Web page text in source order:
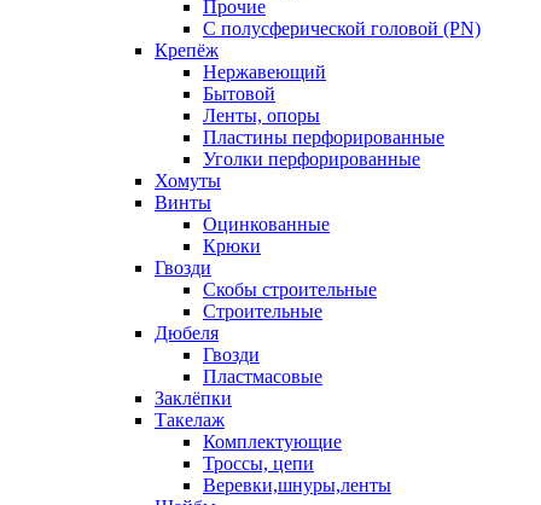
Прочие
С полусферической головой (PN)
Крепёж
Нержавеющий
Бытовой
Ленты, опоры
Пластины перфорированные
Уголки перфорированные
Хомуты
Винты
Оцинкованные
Крюки
Гвозди
Скобы строительные
Строительные
Дюбеля
Гвозди
Пластмасовые
Заклёпки
Такелаж
Комплектующие
Троссы, цепи
Веревки,шнуры,ленты